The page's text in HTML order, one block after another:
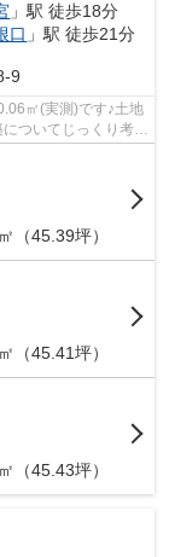
」駅 徒歩18分
口 」駅 徒歩21分
9
㎡(実測)です♪土地
ついてじっくり考え
（45.39坪）
（45.41坪）
（45.43坪）